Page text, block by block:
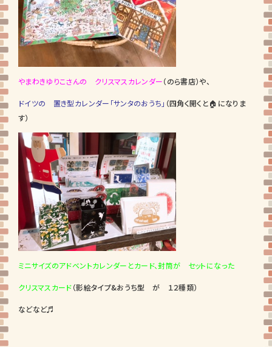
やまわきゆりこさんの クリスマスカレンダー（のら書店）や、
ドイツの 置き型カレンダー 「サンタのおうち」 （四角く開くと🏠になりま
す）
ミニサイズのアドベントカレンダーとカード、封筒が セットになった
クリスマスカード（影絵タイプ&おうち型 が １２種類）
などなど♬